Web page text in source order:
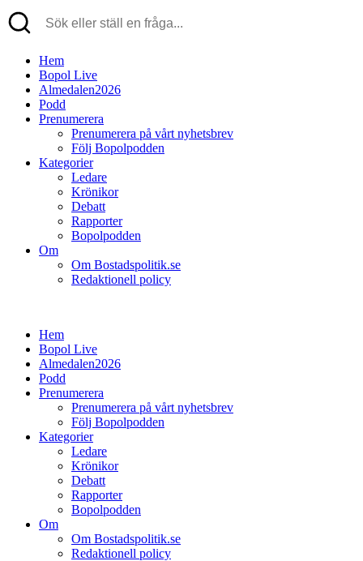
Hem
Bopol Live
Almedalen2026
Podd
Prenumerera
Prenumerera på vårt nyhetsbrev
Följ Bopolpodden
Kategorier
Ledare
Krönikor
Debatt
Rapporter
Bopolpodden
Om
Om Bostadspolitik.se
Redaktionell policy
Hem
Bopol Live
Almedalen2026
Podd
Prenumerera
Prenumerera på vårt nyhetsbrev
Följ Bopolpodden
Kategorier
Ledare
Krönikor
Debatt
Rapporter
Bopolpodden
Om
Om Bostadspolitik.se
Redaktionell policy